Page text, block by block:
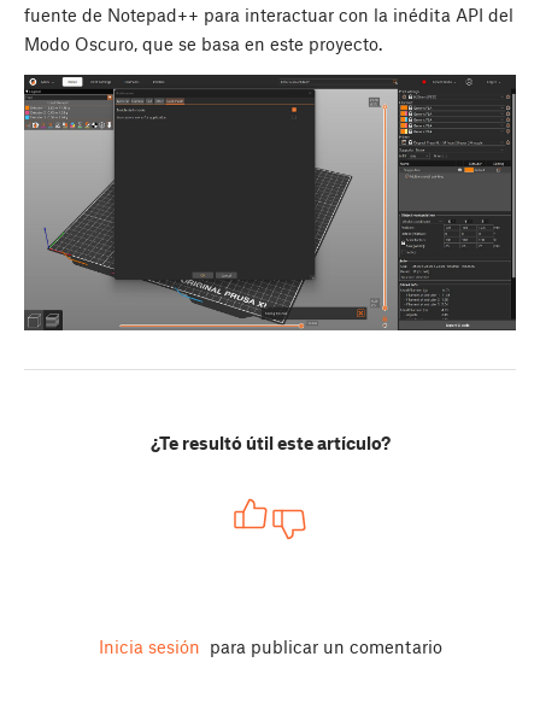
fuente de Notepad++ para interactuar con la inédita API del
Modo Oscuro, que se basa en este proyecto.
¿Te resultó útil este artículo?
Inicia sesión para publicar un comentario